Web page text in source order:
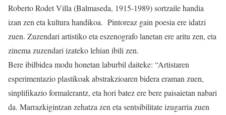
Roberto Rodet Villa (Balmaseda, 1915-1989) sortzaile handia
izan zen eta kultura handikoa. Pintoreaz gain poesia ere idatzi
zuen. Zuzendari artistiko eta eszenografo lanetan ere aritu zen, eta
zinema zuzendari izateko lehian ibili zen.
Bere ibilbidea modu honetan laburbil daiteke: “Artistaren
esperimentazio plastikoak abstrakzioaren bidera eraman zuen,
sinplifikazio formalerantz, eta hori batez ere bere paisaietan nabari
da. Marrazkigintzan zehatza zen eta sentsibilitate izugarria zuen